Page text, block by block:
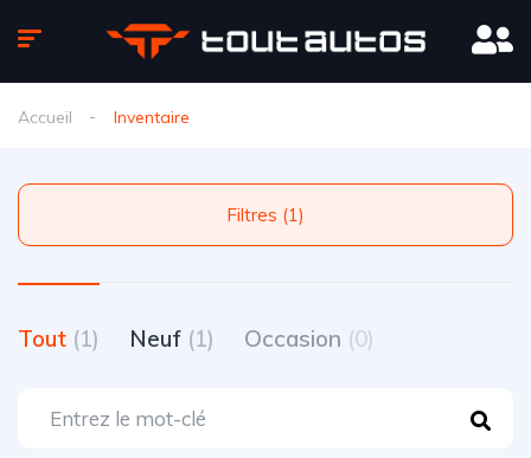
Accueil Inventaire
Filtres (1)
Tout (1) Neuf (1) Occasion (0)